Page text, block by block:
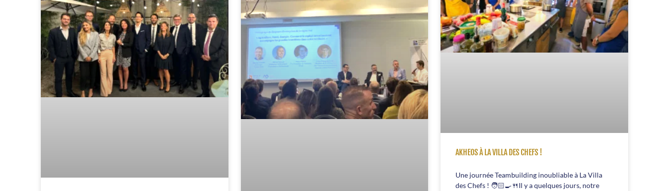
AKHEOS À LA VILLA DES CHEFS !
Une journée Teambuilding inoubliable à La Villa
des Chefs ! 🧑🏻‍🍳🍴Il y a quelques jours, notre